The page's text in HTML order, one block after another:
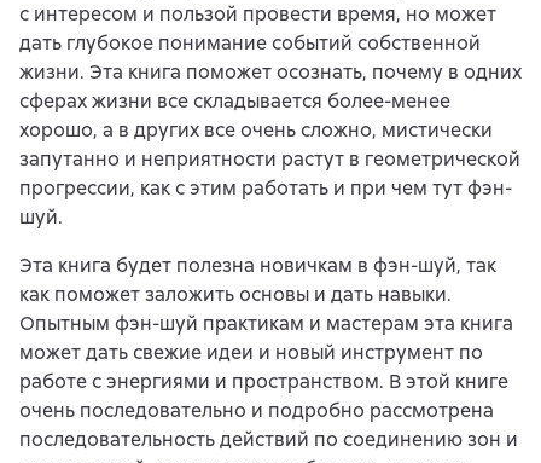
с интересом и пользой провести время, но может
дать глубокое понимание событий собственной
жизни. Эта книга поможет осознать, почему в одних
сферах жизни все складывается более-менее
хорошо, а в других все очень сложно, мистически
запутанно и неприятности растут в геометрической
прогрессии, как с этим работать и при чем тут фэн-
шуй.
Эта книга будет полезна новичкам в фэн-шуй, так
как поможет заложить основы и дать навыки.
Опытным фэн-шуй практикам и мастерам эта книга
может дать свежие идеи и новый инструмент по
работе с энергиями и пространством. В этой книге
очень последовательно и подробно рассмотрена
последовательность действий по соединению зон и